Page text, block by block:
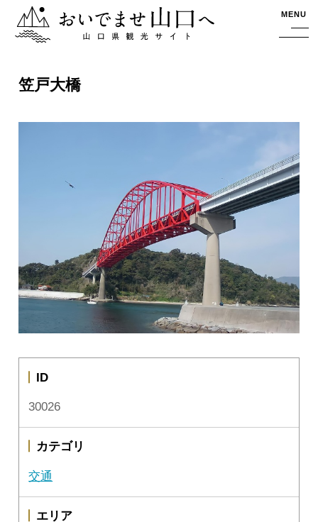
おいでませ山口へー山口県観光サイト MENU
笠戸大橋
ID
30026
カテゴリ
交通
エリア